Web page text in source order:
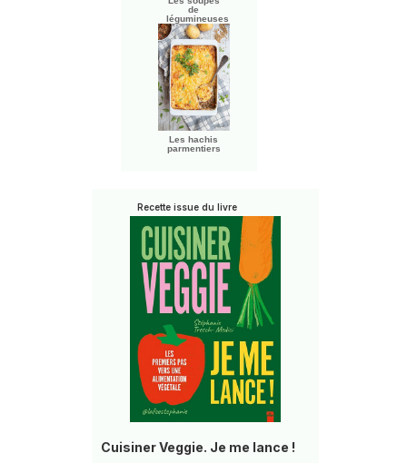
de
légumineuses
Les hachis
parmentiers
Recette issue du livre
Cuisiner Veggie. Je me lance !